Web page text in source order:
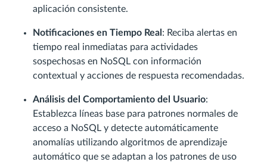
aplicación consistente.
Notificaciones en Tiempo Real : Reciba alertas en
tiempo real inmediatas para actividades
sospechosas en NoSQL con información
contextual y acciones de respuesta recomendadas.
Análisis del Comportamiento del Usuario:
Establezca líneas base para patrones normales de
acceso a NoSQL y detecte automáticamente
anomalías utilizando algoritmos de aprendizaje
automático que se adaptan a los patrones de uso